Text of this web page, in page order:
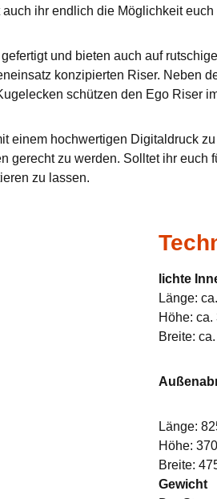
ihr endlich die Möglichkeit
und bieten auch auf
konzipierten Riser. Neben
schützen den Ego Riser
einem hochwertigen Digitaldruck
gerecht zu werden. Solltet ihr
zu lassen.
lichte
Länge:
Höhe: ca.
Breite:
Länge:
Höhe:
Breite:
Gewicht